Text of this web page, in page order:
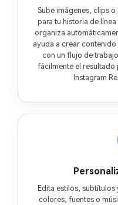
Sube imágenes, clips
para tu historia de
organiza
ayuda a crear
con un flujo de
fácilmente el resultado
Instagram
Edita estilos, subtítulos
colores, fuentes o